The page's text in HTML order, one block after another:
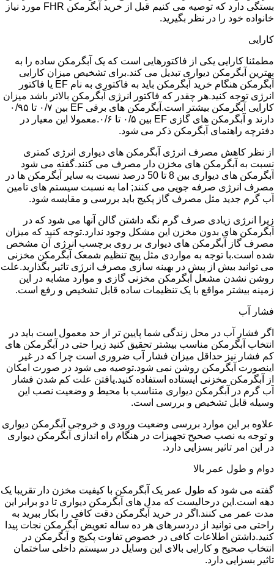
بستگی دارد که توصیه می کنیم قبل از خرید آبگرمکن FHR مورد نیاز
خانواده خود را در نظر بگیرید.
کارایی
مطمئنا کارایی یکی از فاکتورهایی است که یک آبگرمکن ساده را به
بهترین آبگرمکن دیواری تبدیل می کند.برای تشخیص میزان کارایی
آبگرمکن هنگام خرید آبگرمکن باید به فاکتوری به نام EF یا فاکتور
انرژی توجه کنید.هر چقدر که فاکتور انرژی آبگرمکن بالاتر باشد میزان
کارایی آبگرمکن بیشتر است.آبگرمکن های برقی EF بین ۰/۷ تا ۰/۹۵
دارند و آبگرمکن های گازی EF بین ۰/۵ تا ۰/۶.معمولا این معیار در
دفترچه راهنمای آبگرمکن ذکر می شود.
از نظر کاهش مصرف انرژی آبگرمکن های دیواری انرژی کمتری
نسبت به آبگرمکن های مخزن دار مصرف می کنند.گفته می شود
آبگرمکن های دیواری بین 8 تا 50 درصد نسبت به سایر آبگرمکن ها در
مصرف انرژی صرفه جویی می کنند; اما به نسبت سیستم های تامین
آب گرم جدید مثل مصرف گاز پکیج باید بررسی و مقایسه شود.
زیرا انرژی زیادی صرف گرم نگه داشتن گالن آنها می شود که در
آبگرمکن های بدون مخزن این مشکل وجود ندارد.توجه کنید که میزان
مصرف گاز آبگرمکن های دیواری بر روی برچسب انرژی آن مشخص
شده است.با توجه به مواردی مثل پیچ تنظیم شمعک آبگرمکن مخزنی
می توانید بیش از پیش در بهینه سازی مصرف انرژی تاثیر بگذارید.علت
روشن نشدن مشعل آبگرمکن مخزنی گازی و موارد مشابه در این
زمینه بیشتر مواقع با یک تنظیمات ساده قابل تشخیص و رفع است.
فشار آب
اگر فشار آب در محل زندگی شما پایین تر از حد معمول است باید در
انتخاب آبگرمکن مناسب بیشتر تحقیق کنید زیرا حتی در آبگرمکن های
کم فشار نیز حداقل میزان فشار آب ضروری است چرا که در غیر
اینصورت آبگرمکن روشن نمی شود.توصیه می شود در صورت امکان
از آبگرمکن مخزنی ایستاده استفاده کنید.یافتن علت کم شدن فشار
آب گرم در آبگرمکن دیواری متناسب با محیط و وضعیت نصب این
وسیله قابل تشخیص و بررسی است.
علاوه بر این موارد بررسی وضعیت ورودی و خروجی آبگرمکن دیواری
و توجه به نصب صحیح تجهیزات در هنگام راه اندازی آبگرمکن دیواری
در این امر تاثیر بسزایی دارد.
دوام و طول عمر بالا
گفته می شود که طول عمر یک آبگرمکن با کیفیت مخزن دار تقریبا یک
دهه است.این درحالیست که مدل های آبگرمکن دیواری تا دو برابر این
مدت عمر می کنند.اگر در خرید آبگرمکن دقت کافی را بکار ببرید به
راحتی می توانید از دردسرهای هر ده ساله تعویض آبگرمکن نجات پیدا
کنید.داشتن اطلاعات کافی در خصوص تفاوت پکیج و آبگرمکن در
انتخاب صحیح و کارایی بالای این وسایل در سیستم داخلی ساختمان
تاثیر بسزایی دارد.